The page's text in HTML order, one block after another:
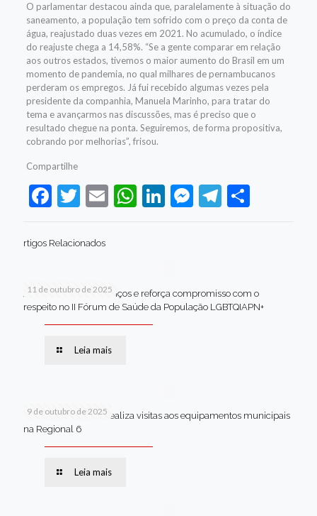
O parlamentar destacou ainda que, paralelamente à situação do
saneamento, a população tem sofrido com o preço da conta de
água, reajustado duas vezes em 2021. No acumulado, o índice
do reajuste chega a 14,58%. “Se a gente comparar em relação
aos outros estados, tivemos o maior aumento do Brasil em um
momento de pandemia, no qual milhares de pernambucanos
perderam os empregos. Já fui recebido algumas vezes pela
presidente da companhia, Manuela Marinho, para tratar do
tema e avançarmos nas discussões, mas é preciso que o
resultado chegue na ponta. Seguiremos, de forma propositiva,
cobrando por melhorias”, frisou.
Compartilhe
Facebook
Twitter
EmailWhatsApp
LinkedIn
Messenger
Telegram
Share
rtigos Relacionados
11 de outubro de 2025
Jaboatão celebra avanços e reforça compromisso com o
respeito no II Fórum de Saúde da População LGBTQIAPN+
Leia mais
9 de outubro de 2025
Van dos secretários realiza visitas aos equipamentos municipais
na Regional 6
Leia mais